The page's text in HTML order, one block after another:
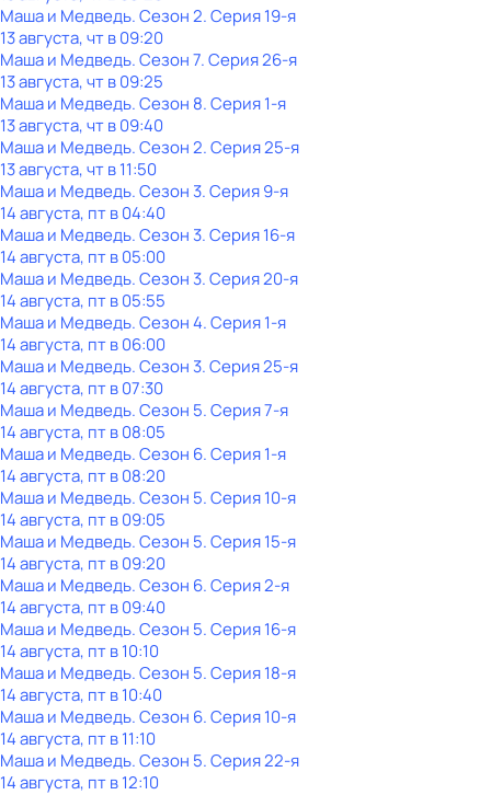
Маша и Медведь. Сезон 2. Серия 19-я
13 августа, чт в 09:20
Маша и Медведь. Сезон 7. Серия 26-я
13 августа, чт в 09:25
Маша и Медведь. Сезон 8. Серия 1-я
13 августа, чт в 09:40
Маша и Медведь. Сезон 2. Серия 25-я
13 августа, чт в 11:50
Маша и Медведь. Сезон 3. Серия 9-я
14 августа, пт в 04:40
Маша и Медведь. Сезон 3. Серия 16-я
14 августа, пт в 05:00
Маша и Медведь. Сезон 3. Серия 20-я
14 августа, пт в 05:55
Маша и Медведь. Сезон 4. Серия 1-я
14 августа, пт в 06:00
Маша и Медведь. Сезон 3. Серия 25-я
14 августа, пт в 07:30
Маша и Медведь. Сезон 5. Серия 7-я
14 августа, пт в 08:05
Маша и Медведь. Сезон 6. Серия 1-я
14 августа, пт в 08:20
Маша и Медведь. Сезон 5. Серия 10-я
14 августа, пт в 09:05
Маша и Медведь. Сезон 5. Серия 15-я
14 августа, пт в 09:20
Маша и Медведь. Сезон 6. Серия 2-я
14 августа, пт в 09:40
Маша и Медведь. Сезон 5. Серия 16-я
14 августа, пт в 10:10
Маша и Медведь. Сезон 5. Серия 18-я
14 августа, пт в 10:40
Маша и Медведь. Сезон 6. Серия 10-я
14 августа, пт в 11:10
Маша и Медведь. Сезон 5. Серия 22-я
14 августа, пт в 12:10